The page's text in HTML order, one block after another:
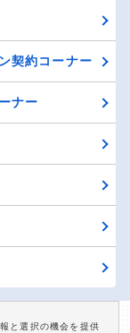
契約コーナー
ナー
と選択の機会を提供